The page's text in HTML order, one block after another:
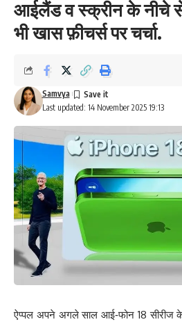
आईलैंड व स्क्रीन के नीचे
भी खास फ़ीचर्स पर चर्चा.
Last updated: 14 November 2025 19:13
Samvya
ऐप्पल अपने अगले साल आई‑फोन 18 सीरीज